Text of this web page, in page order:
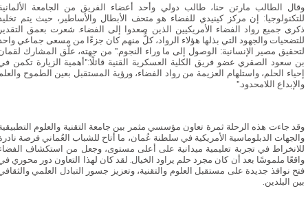
وقال الطالب مارتن حنا، طالب دولي وأحد أعضاء الفريق من الجامعة
للتكنولوجيا: إن مركز كينيدي للفضاء هو متحف الأبطال والأساطير، حيث يتم
ذكرى جميع رواد الفضاء الأمريكيين الذين صعدوا إلى الفضاء. شعرت بعمق
للتضحيات والجهود التي بذلها هؤلاء الرواد، كلٌّ منهم كان جزءًا من مسعى جماعي
لتحقيق مصير الإنسانية: الوصول إلى ما وراء النجوم.” من جهته، علّق المشارك
بن سعود الصقري عضو فريق الكلية العسكرية القنية قائلًا:"أهمية الزيارة تكمن
إحياء الحلم، واستلهام العزيمة من رواد الفضاء، ورؤية المستقبل بعين الطموح
والإبداع اللامحدود.”
وقد جاءت هذه الرحلة ثمرة تعاون مؤسسي مثمر بين جامعة التقنية والعلوم
والجهات الدبلوماسية الأمريكية في سلطنة عُمان، ما أتاح للشباب العُماني فرصة
للانخراط في تجربة تعليمية ميدانية على أعلى مستوى، وجعل من استكشاف
واقعًا ملموسًا بعد أن كان مجرد حلم يراود الخيال. لقد كان لهذا التعاون دور محوري
فتح نوافذ جديدة على مستقبل العلوم والتقنية، وتعزيز جسور التبادل العلمي
بين البلدين.